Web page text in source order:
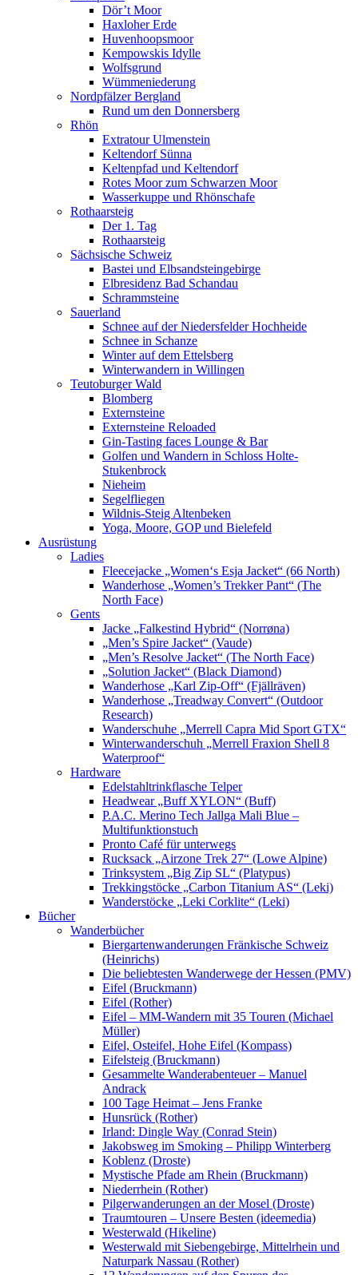
Dör’t Moor
Haxloher Erde
Huvenhoopsmoor
Kempowskis Idylle
Wolfsgrund
Wümmeniederung
Nordpfälzer Bergland
Rund um den Donnersberg
Rhön
Extratour Ulmenstein
Keltendorf Sünna
Keltenpfad und Keltendorf
Rotes Moor zum Schwarzen Moor
Wasserkuppe und Rhönschafe
Rothaarsteig
Der 1. Tag
Rothaarsteig
Sächsische Schweiz
Bastei und Elbsandsteingebirge
Elbresidenz Bad Schandau
Schrammsteine
Sauerland
Schnee auf der Niedersfelder Hochheide
Schnee in Schanze
Winter auf dem Ettelsberg
Winterwandern in Willingen
Teutoburger Wald
Blomberg
Externsteine
Externsteine Reloaded
Gin-Tasting faces Lounge & Bar
Golfen und Wandern in Schloss Holte-
Stukenbrock
Nieheim
Segelfliegen
Wildnis-Steig Altenbeken
Yoga, Moore, GOP und Bielefeld
Ausrüstung
Ladies
Fleecejacke „Women‘s Esja Jacket“ (66 North)
Wanderhose „Women’s Trekker Pant“ (The
North Face)
Gents
Jacke „Falkestind Hybrid“ (Norrøna)
„Men’s Spire Jacket“ (Vaude)
„Men’s Resolve Jacket“ (The North Face)
„Solution Jacket“ (Black Diamond)
Wanderhose „Karl Zip-Off“ (Fjällräven)
Wanderhose „Treadway Convert“ (Outdoor
Research)
Wanderschuhe „Merrell Capra Mid Sport GTX“
Winterwanderschuh „Merrell Fraxion Shell 8
Waterproof“
Hardware
Edelstahltrinkflasche Telper
Headwear „Buff XYLON“ (Buff)
P.A.C. Merino Tech Jallga Mali Blue –
Multifunktionstuch
Pronto Café für unterwegs
Rucksack „Airzone Trek 27“ (Lowe Alpine)
Trinksystem „Big Zip SL“ (Platypus)
Trekkingstöcke „Carbon Titanium AS“ (Leki)
Wanderstöcke „Leki Corklite“ (Leki)
Bücher
Wanderbücher
Biergartenwanderungen Fränkische Schweiz
(Heinrichs)
Die beliebtesten Wanderwege der Hessen (PMV)
Eifel (Bruckmann)
Eifel (Rother)
Eifel – MM-Wandern mit 35 Touren (Michael
Müller)
Eifel, Osteifel, Hohe Eifel (Kompass)
Eifelsteig (Bruckmann)
Gesammelte Wanderabenteuer – Manuel
Andrack
100 Tage Heimat – Jens Franke
Hunsrück (Rother)
Irland: Dingle Way (Conrad Stein)
Jakobsweg im Smoking – Philipp Winterberg
Koblenz (Droste)
Mystische Pfade am Rhein (Bruckmann)
Niederrhein (Rother)
Pilgerwanderungen an der Mosel (Droste)
Traumtouren – Unsere Besten (ideemedia)
Westerwald (Hikeline)
Westerwald mit Siebengebirge, Mittelrhein und
Naturpark Nassau (Rother)